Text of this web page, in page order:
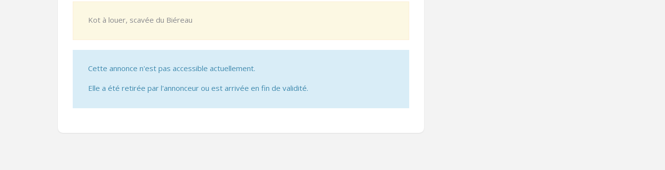
Kot à louer, scavée du Biéreau
Cette annonce n'est pas accessible actuellement.
Elle a été retirée par l'annonceur ou est arrivée en fin de validité.